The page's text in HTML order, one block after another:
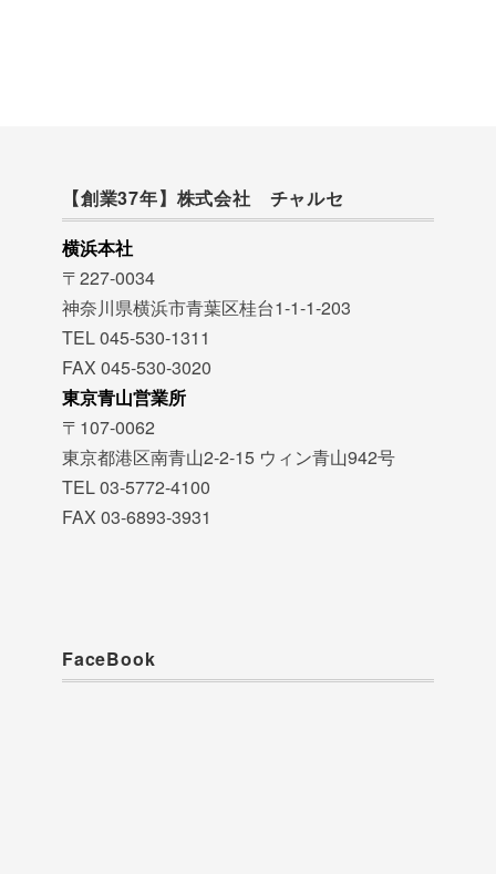
【創業37年】株式会社 チャルセ
横浜本社
〒227-0034
神奈川県横浜市青葉区桂台1-1-1-203
TEL 045-530-1311
FAX 045-530-3020
東京青山営業所
〒107-0062
東京都港区南青山2-2-15 ウィン青山942号
TEL 03-5772-4100
FAX 03-6893-3931
FaceBook